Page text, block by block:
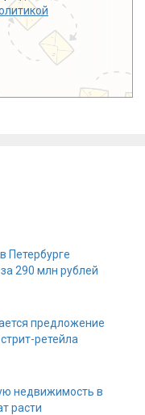
Петербурге
290 млн рублей
предложение
ретейла
недвижимость в
расти